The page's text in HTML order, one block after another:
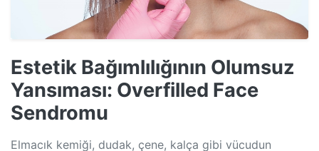
Estetik Bağımlılığının Olumsuz
Yansıması: Overfilled Face
Sendromu
Elmacık kemiği, dudak, çene, kalça gibi vücudun